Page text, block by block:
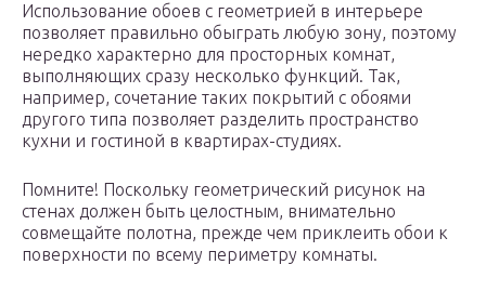
Использование обоев с геометрией в интерьере
позволяет правильно обыграть любую зону, поэтому
нередко характерно для просторных комнат,
выполняющих сразу несколько функций. Так,
например, сочетание таких покрытий с обоями
другого типа позволяет разделить пространство
кухни и гостиной в квартирах-студиях.
Помните! Поскольку геометрический рисунок на
стенах должен быть целостным, внимательно
совмещайте полотна, прежде чем приклеить обои к
поверхности по всему периметру комнаты.